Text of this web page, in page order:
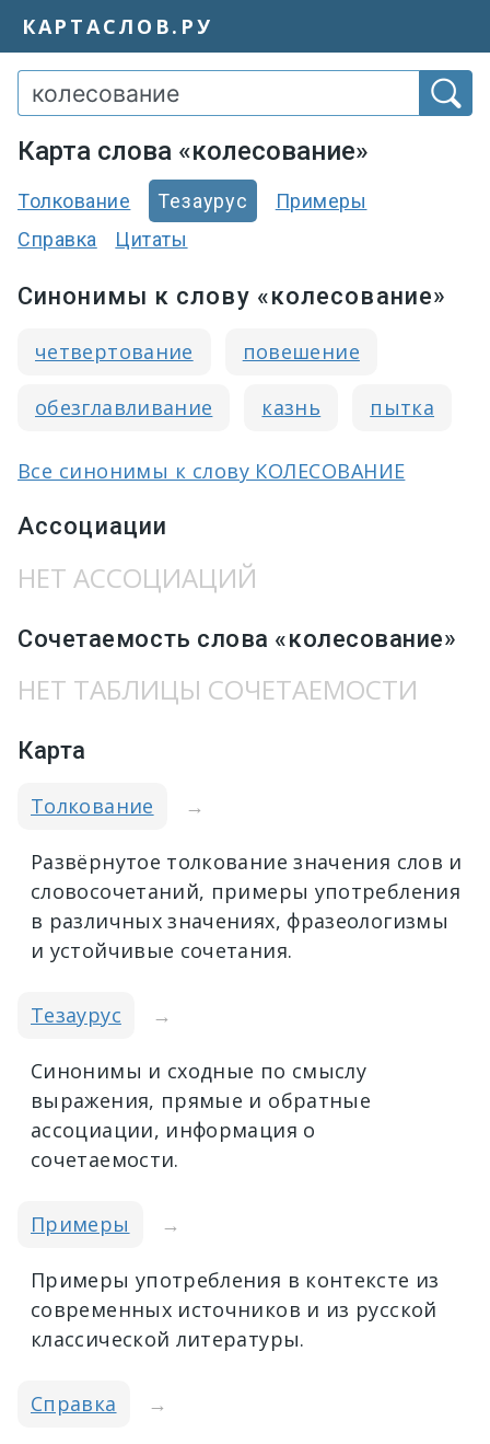
КАРТАСЛОВ.РУ
Карта слова «колесование»
Толкование Тезаурус
Примеры
Справка
Цитаты
Синонимы к слову «колесование»
четвертование повешение
обезглавливание казнь пытка
Все синонимы к слову КОЛЕСОВАНИЕ
Ассоциации
НЕТ АССОЦИАЦИЙ
Сочетаемость слова «колесование»
НЕТ ТАБЛИЦЫ СОЧЕТАЕМОСТИ
Карта
Толкование →
Развёрнутое толкование значения слов и
словосочетаний, примеры употребления
в различных значениях, фразеологизмы
и устойчивые сочетания.
Тезаурус →
Синонимы и сходные по смыслу
выражения, прямые и обратные
ассоциации, информация о
сочетаемости.
Примеры →
Примеры употребления в контексте из
современных источников и из русской
классической литературы.
Справка →